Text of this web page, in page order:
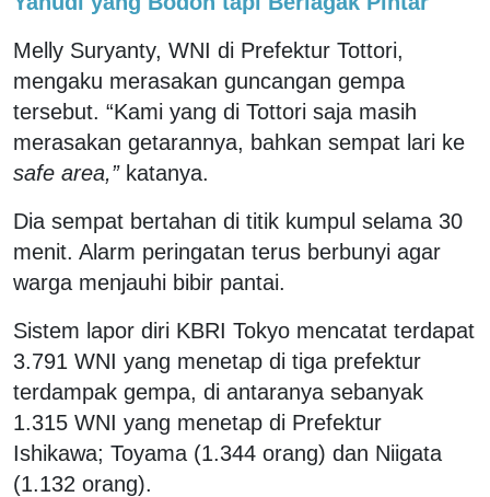
Melly Suryanty, WNI di Prefektur Tottori,
mengaku merasakan guncangan gempa
tersebut. “Kami yang di Tottori saja masih
merasakan getarannya, bahkan sempat lari ke
safe area,”katanya.
Dia sempat bertahan di titik kumpul selama 30
menit. Alarm peringatan terus berbunyi agar
warga menjauhi bibir pantai.
Sistem lapor diri KBRI Tokyo mencatat terdapat
3.791 WNI yang menetap di tiga prefektur
terdampak gempa, di antaranya sebanyak
1.315 WNI yang menetap di Prefektur
Ishikawa; Toyama (1.344 orang) dan Niigata
(1.132 orang).